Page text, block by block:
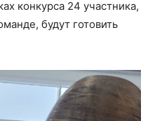
конкурса 24 участника,
будут готовить